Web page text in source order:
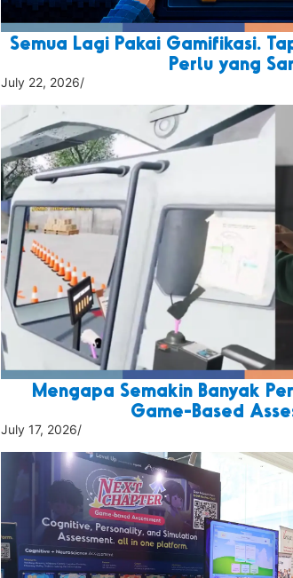
Semua Lagi Pakai Gamifikasi.
Perlu yang
July 22, 2026/
Mengapa Semakin Banyak
Game-Based
July 17, 2026/